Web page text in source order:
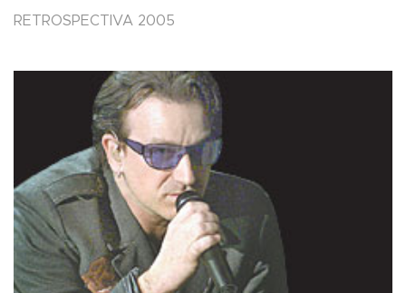
RETROSPECTIVA 2005